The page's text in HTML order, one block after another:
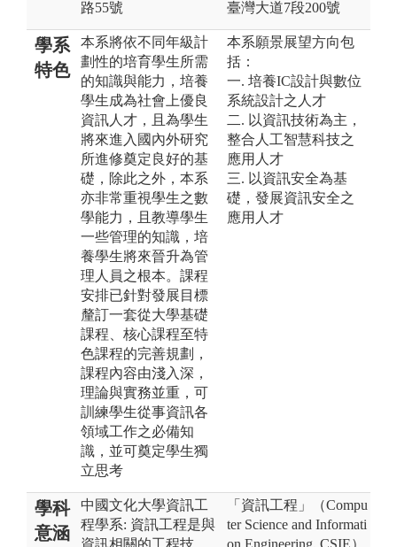
路55號
臺灣大道7段200號
學系
特色
本系將依不同年級計
劃性的培育學生所需
的知識與能力，培養
學生成為社會上優良
資訊人才，且為學生
將來進入國內外研究
所進修奠定良好的基
礎，除此之外，本系
亦非常重視學生之數
學能力，且教導學生
一些管理的知識，培
養學生將來晉升為管
理人員之根本。課程
安排已針對發展目標
釐訂一套從大學基礎
課程、核心課程至特
色課程的完善規劃，
課程內容由淺入深，
理論與實務並重，可
訓練學生從事資訊各
領域工作之必備知
識，並可奠定學生獨
立思考
本系願景展望方向包
括：
一. 培養IC設計與數位
系統設計之人才
二. 以資訊技術為主，
整合人工智慧科技之
應用人才
三. 以資訊安全為基
礎，發展資訊安全之
應用人才
學科
意涵
中國文化大學資訊工
程學系: 資訊工程是與
資訊相關的工程技
「資訊工程」（Compu
ter Science and Informati
on Engineering, CSIE）